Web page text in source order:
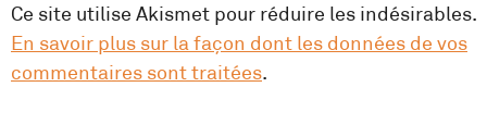
Ce site utilise Akismet pour réduire les indésirables.
En savoir plus sur la façon dont les données de vos
commentaires sont traitées.